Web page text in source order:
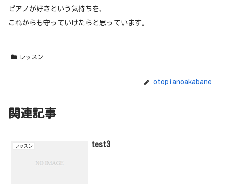
ピアノが好きという気持ちを、
これからも守っていけたらと思っています。
レッスン
otopianoakabane
関連記事
レッスン test3